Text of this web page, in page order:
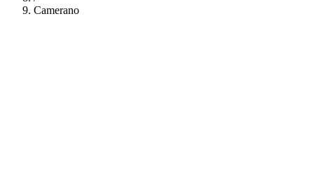
Camerano